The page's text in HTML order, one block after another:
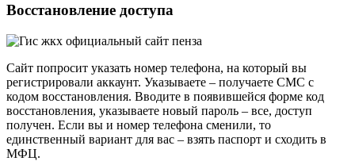
Восстановление доступа
Сайт попросит указать номер телефона, на который вы
регистрировали аккаунт. Указываете – получаете СМС с
кодом восстановления. Вводите в появившейся форме код
восстановления, указываете новый пароль – все, доступ
получен. Если вы и номер телефона сменили, то
единственный вариант для вас – взять паспорт и сходить в
МФЦ.